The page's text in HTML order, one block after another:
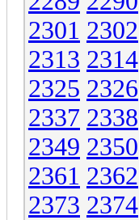
2301 2302
2313 2314
2325 2326
2337 2338
2349 2350
2361 2362
2373 2374